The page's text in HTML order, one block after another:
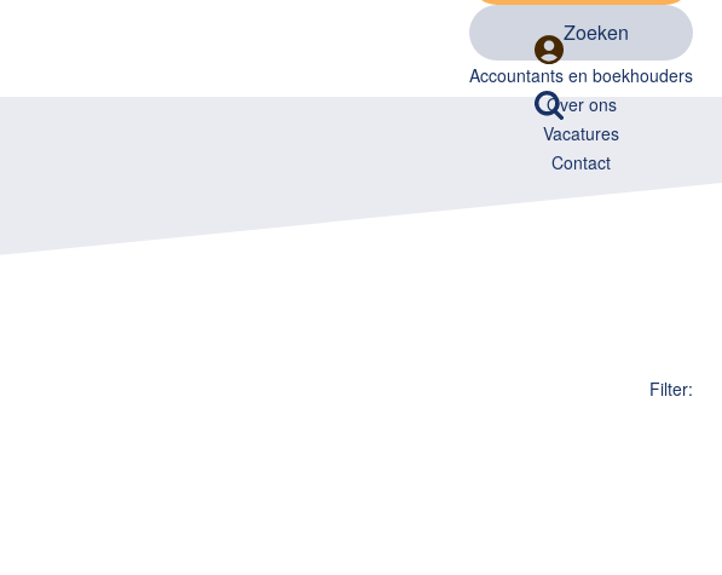
Accountants en boekhouders
Over ons
Vacatures
Contact
Zoeken
Filter: